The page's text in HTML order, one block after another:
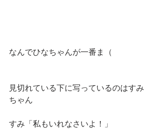
なんでひなちゃんが一番ま（
見切れている下に写っているのはすみ
ちゃん
すみ「私もいれなさいよ！」